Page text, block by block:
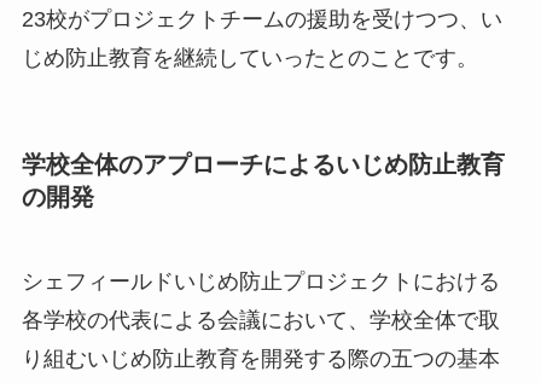
23校がプロジェクトチームの援助を受けつつ、い
じめ防止教育を継続していったとのことです。
学校全体のアプローチによるいじめ防止教育
の開発
シェフィールドいじめ防止プロジェクトにおける
各学校の代表による会議において、学校全体で取
り組むいじめ防止教育を開発する際の五つの基本